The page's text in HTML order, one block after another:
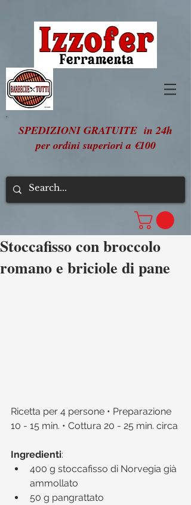
SPEDIZIONI GRATUITE in 24h
per ordini superiori a €100
Stoccafisso con broccolo
romano e briciole di pane
Ricetta per 4 persone • Preparazione
10 - 15 min. • Cottura 20 - 25 min. circa
Ingredienti:​
400 g stoccafisso di Norvegia già
ammollato
50 g pangrattato